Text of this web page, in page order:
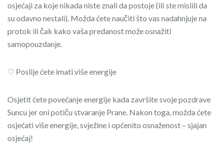
osjećaji za koje nikada niste znali da postoje (ili ste mislili da
su odavno nestali). Možda ćete naučiti što vas nadahnjuje na
protok ili čak kako vaša predanost može osnažiti
samopouzdanje.
♡ Poslije ćete imati više energije
Osjetit ćete povećanje energije kada završite svoje pozdrave
Suncu jer oni potiču stvaranje Prane. Nakon toga, možda ćete
osjećati više energije, svježine i općenito osnaženost – sjajan
osjećaj!